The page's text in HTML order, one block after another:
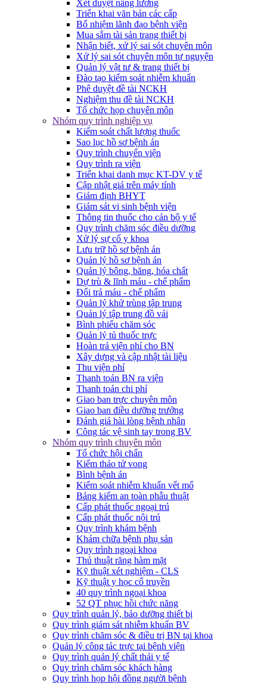
Xét duyệt nâng lương
Triển khai văn bản các cấp
Bổ nhiệm lãnh đạo bệnh viện
Mua sắm tài sản trang thiết bị
Nhận biết, xử lý sai sót chuyên môn
Xử lý sai sót chuyên môn tự nguyện
Quản lý vật tư & trang thiết bị
Đào tạo kiểm soát nhiễm khuẩn
Phê duyệt đề tài NCKH
Nghiệm thu đề tài NCKH
Tổ chức họp chuyên môn
Nhóm quy trình nghiệp vụ
Kiểm soát chất lượng thuốc
Sao lục hồ sơ bệnh án
Quy trình chuyển viện
Quy trình ra viện
Triển khai danh mục KT-DV y tế
Cập nhật giá trên máy tính
Giám định BHYT
Giám sát vi sinh bệnh viện
Thông tin thuốc cho cán bộ y tế
Quy trình chăm sóc điều dưỡng
Xử lý sự cố y khoa
Lưu trữ hồ sơ bệnh án
Quản lý hồ sơ bệnh án
Quản lý bông, băng, hóa chất
Dự trù & lĩnh máu - chế phẩm
Đổi trả máu - chế phẩm
Quản lý khử trùng tập trung
Quản lý tập trung đồ vải
Bình phiếu chăm sóc
Quản lý tủ thuốc trực
Hoàn trả viện phí cho BN
Xây dựng và cập nhật tài liệu
Thu viện phí
Thanh toán BN ra viện
Thanh toán chi phí
Giao ban trực chuyên môn
Giao ban điều dưỡng trưởng
Đánh giá hài lòng bệnh nhân
Công tác vệ sinh tay trong BV
Nhóm quy trình chuyên môn
Tổ chức hội chẩn
Kiểm thảo tử vong
Bình bệnh án
Kiểm soát nhiễm khuẩn vết mổ
Bảng kiểm an toàn phẫu thuật
Cấp phát thuốc ngoại trú
Cấp phát thuốc nội trú
Quy trình khám bệnh
Khám chữa bệnh phụ sản
Quy trình ngoại khoa
Thủ thuật răng hàm mặt
Kỹ thuật xét nghiệm - CLS
Kỹ thuật y học cổ truyền
40 quy trình ngoại khoa
52 QT phục hồi chức năng
Quy trình quản lý, bảo dưỡng thiết bị
Quy trình giám sát nhiễm khuẩn BV
Quy trình chăm sóc & điều trị BN tại khoa
Quản lý công tác trực tại bệnh viện
Quy trình quản lý chất thải y tế
Quy trình chăm sóc khách hàng
Quy trình họp hội đồng người bệnh